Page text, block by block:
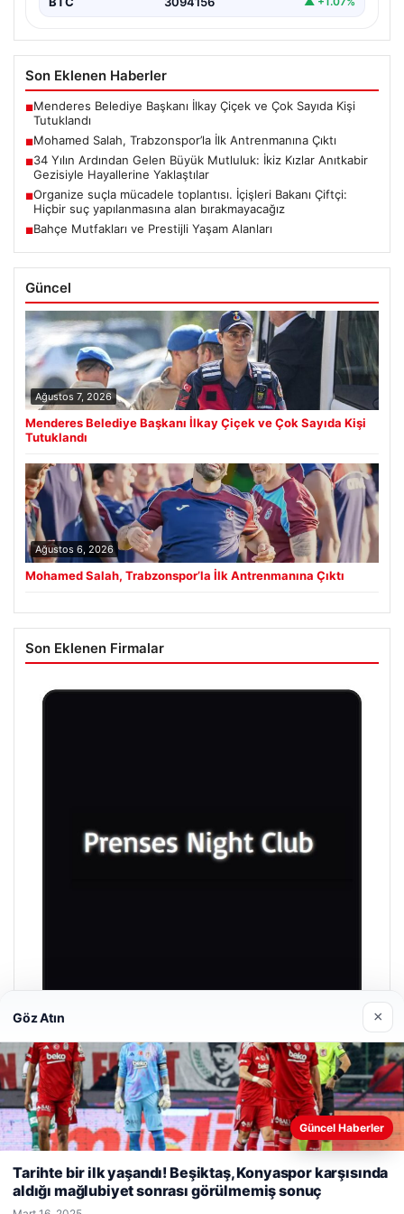
Son Eklenen Haberler
■Menderes Belediye Başkanı İlkay Çiçek ve Çok Sayıda Kişi
Tutuklandı
■Mohamed Salah, Trabzonspor’la İlk Antrenmanına Çıktı
■34 Yılın Ardından Gelen Büyük Mutluluk: İkiz Kızlar Anıtkabir
Gezisiyle Hayallerine Yaklaştılar
■Organize suçla mücadele toplantısı. İçişleri Bakanı Çiftçi:
Hiçbir suç yapılanmasına alan bırakmayacağız
■Bahçe Mutfakları ve Prestijli Yaşam Alanları
Güncel
Ağustos 7, 2026
Menderes Belediye Başkanı İlkay Çiçek ve Çok Sayıda Kişi
Tutuklandı
Ağustos 6, 2026
Mohamed Salah, Trabzonspor’la İlk Antrenmanına Çıktı
Son Eklenen Firmalar
Prenses Night Club
Nisan 29, 2026
© 2026 Haber Dalgası
Web sitemizi nasıl kullandığınızı daha iyi anlayabilmek,
kullanıyoruz.Çerez Politikamız
Reddet
Göz Atın ×
Güncel Haberler
Tarihte bir ilk yaşandı! Beşiktaş, Konyaspor karşısında
aldığı mağlubiyet sonrası görülmemiş sonuç